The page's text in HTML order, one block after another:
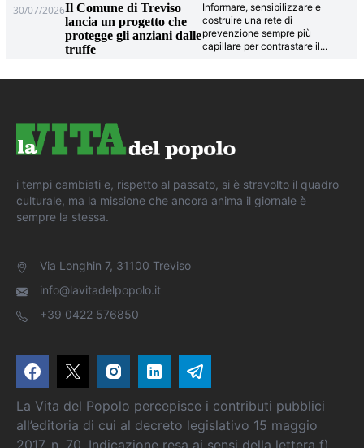
30/07/2026Il Comune di Treviso
lancia un progetto che
protegge gli anziani dalle
truffe
Informare, sensibilizzare e
costruire una rete di
prevenzione sempre più
capillare per contrastare il...
i tempi cambiati e, rispetto al passato, si è stravolto il quadro
culturale, ma la missione che ancora anima il giornale è
sempre la stessa.
Via Longhin 7, 31100 Treviso
info@lavitadelpopolo.it
+39 0422 576850
La Vita del Popolo percepisce i contributi pubblici
all’editoria di cui al decreto legislativo 15 maggio